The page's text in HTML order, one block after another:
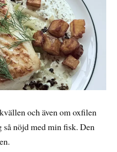
och även om oxfilen
så nöjd med min fisk. Den